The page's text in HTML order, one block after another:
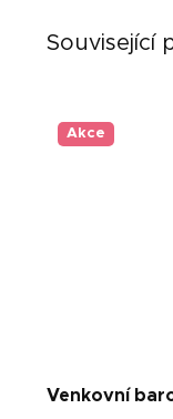
Související
Akce
Venkovní